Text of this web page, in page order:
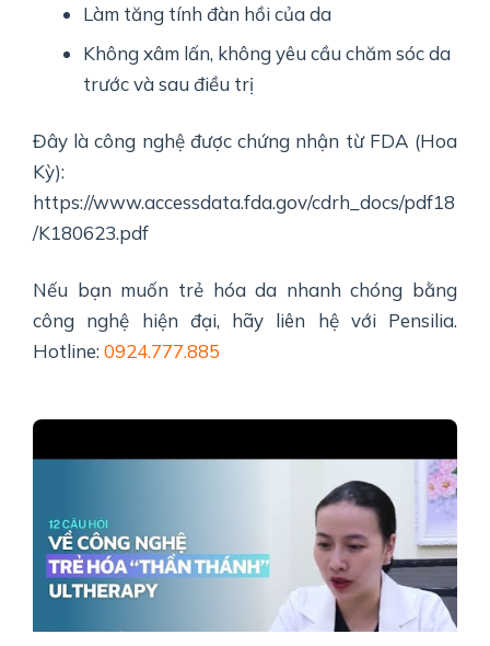
Làm tăng tính đàn hồi của da
Không xâm lấn, không yêu cầu chăm sóc da
trước và sau điều trị
Đây là công nghệ được chứng nhận từ FDA (Hoa
Kỳ):
https://www.accessdata.fda.gov/cdrh_docs/pdf18
/K180623.pdf
Nếu bạn muốn trẻ hóa da nhanh chóng bằng
công nghệ hiện đại, hãy liên hệ với Pensilia.
Hotline:0924.777.885